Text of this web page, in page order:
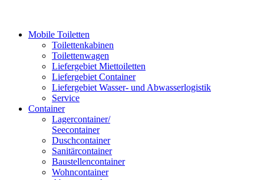
Mobile Toiletten
Toilettenkabinen
Toilettenwagen
Liefergebiet Miettoiletten
Liefergebiet Container
Liefergebiet Wasser- und Abwasserlogistik
Service
Container
Lagercontainer/
Seecontainer
Duschcontainer
Sanitärcontainer
Baustellencontainer
Wohncontainer